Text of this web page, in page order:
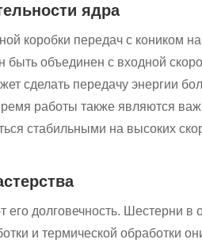
ядра
коробки передач с коником
объединен с входной
сделать передачу энергии
работы также являются
стабильными на высоких
долговечность. Шестерни в
и термической обработки